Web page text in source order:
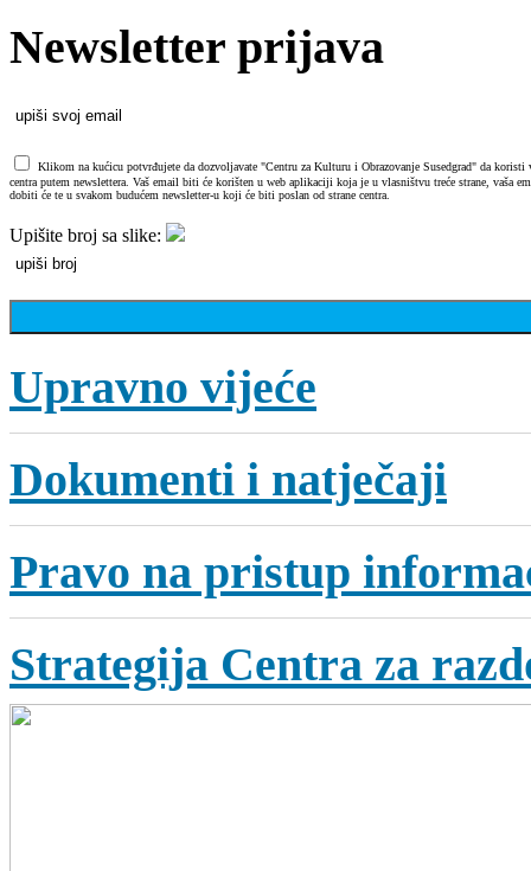
Newsletter prijava
Klikom na kućicu potvrđujete da dozvoljavate "Centru za Kulturu i Obrazovanje Susedgrad" da
centra putem newslettera. Vaš email biti će korišten u web aplikaciji koja je u vlasništvu treće strane,
dobiti će te u svakom budućem newsletter-u koji će biti poslan od strane centra.
Upišite broj sa slike:
Upravno vijeće
Dokumenti i natječaji
Pravo na pristup
Strategija Centra za